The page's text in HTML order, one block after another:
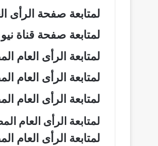
لمتابعة صفحة
لمتابعة صفحة قناة
لمتابعة الرأى العام
لمتابعة الرأى العام
لمتابعة الرأى العام
لمتابعة الرأى العام
لمتابعة الرأى العام